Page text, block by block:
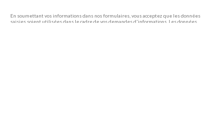
En soumettant vos informations dans nos formulaires, vous acceptez que les données
saisies soient utilisées dans le cadre de vos demandes d'informations. Les données